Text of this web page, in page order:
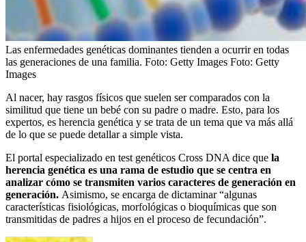
Las enfermedades genéticas dominantes tienden a ocurrir en todas
las generaciones de una familia. Foto: Getty Images Foto: Getty
Images
Al nacer, hay rasgos físicos que suelen ser comparados con la
similitud que tiene un bebé con su padre o madre. Esto, para los
expertos, es herencia genética y se trata de un tema que va más allá
de lo que se puede detallar a simple vista.
El portal especializado en test genéticos Cross DNA dice que la
herencia genética es una rama de estudio que se centra en
analizar cómo se transmiten varios caracteres de generación en
generación. Asimismo, se encarga de dictaminar “algunas
características fisiológicas, morfológicas o bioquímicas que son
transmitidas de padres a hijos en el proceso de fecundación”.